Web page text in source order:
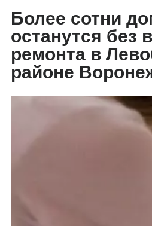
Более сотни
останутся без
ремонта в
районе